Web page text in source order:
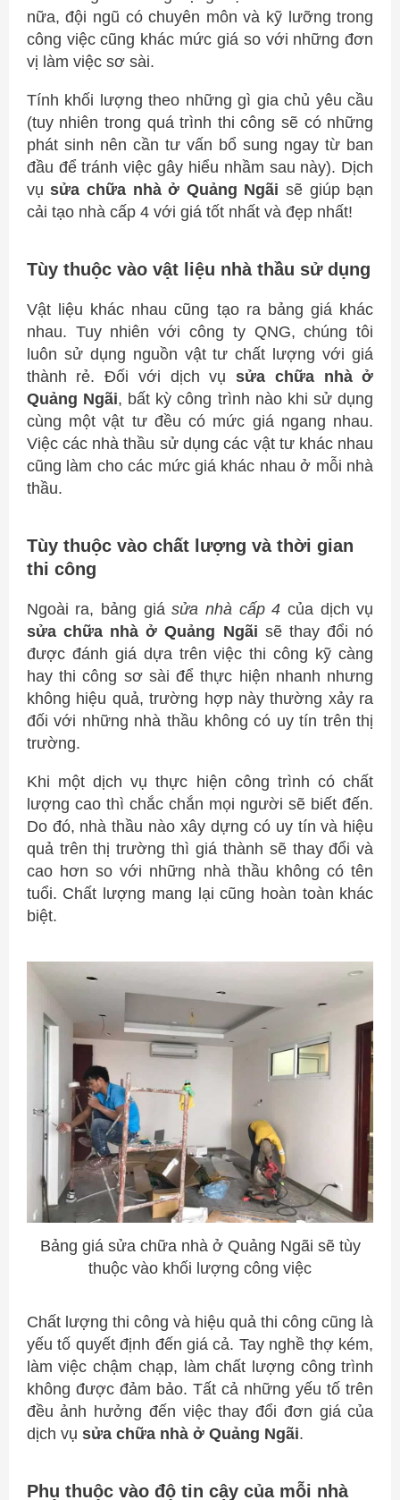
nữa, đội ngũ có chuyên môn và kỹ lưỡng trong
công việc cũng khác mức giá so với những đơn
vị làm việc sơ sài.
Tính khối lượng theo những gì gia chủ yêu cầu
(tuy nhiên trong quá trình thi công sẽ có những
phát sinh nên cần tư vấn bổ sung ngay từ ban
đầu để tránh việc gây hiểu nhầm sau này). Dịch
vụsửa chữa nhà ở Quảng Ngãi sẽ giúp bạn
cải tạo nhà cấp 4 với giá tốt nhất và đẹp nhất!
Tùy thuộc vào vật liệu nhà thầu sử dụng
Vật liệu khác nhau cũng tạo ra bảng giá khác
nhau. Tuy nhiên với công ty QNG, chúng tôi
luôn sử dụng nguồn vật tư chất lượng với giá
thành rẻ. Đối với dịch vụsửa chữa nhà ở
Quảng Ngãi, bất kỳ công trình nào khi sử dụng
cùng một vật tư đều có mức giá ngang nhau.
Việc các nhà thầu sử dụng các vật tư khác nhau
cũng làm cho các mức giá khác nhau ở mỗi nhà
thầu.
Tùy thuộc vào chất lượng và thời gian
thi công
Ngoài ra, bảng giásửa nhà cấp 4 của dịch vụ
sửa chữa nhà ở Quảng Ngãi sẽ thay đổi nó
được đánh giá dựa trên việc thi công kỹ càng
hay thi công sơ sài để thực hiện nhanh nhưng
không hiệu quả, trường hợp này thường xảy ra
đối với những nhà thầu không có uy tín trên thị
trường.
Khi một dịch vụ thực hiện công trình có chất
lượng cao thì chắc chắn mọi người sẽ biết đến.
Do đó, nhà thầu nào xây dựng có uy tín và hiệu
quả trên thị trường thì giá thành sẽ thay đổi và
cao hơn so với những nhà thầu không có tên
tuổi. Chất lượng mang lại cũng hoàn toàn khác
biệt.
Bảng giá sửa chữa nhà ở Quảng Ngãi sẽ tùy
thuộc vào khối lượng công việc
Chất lượng thi công và hiệu quả thi công cũng là
yếu tố quyết định đến giá cả. Tay nghề thợ kém,
làm việc chậm chạp, làm chất lượng công trình
không được đảm bảo. Tất cả những yếu tố trên
đều ảnh hưởng đến việc thay đổi đơn giá của
dịch vụ sửa chữa nhà ở Quảng Ngãi.
Phụ thuộc vào độ tin cậy của mỗi nhà